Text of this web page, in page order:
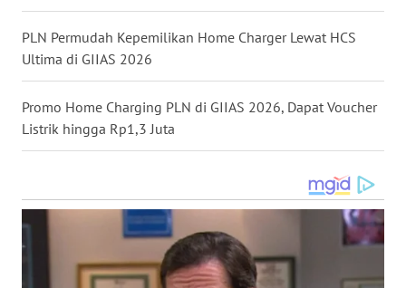
PLN Permudah Kepemilikan Home Charger Lewat HCS
Ultima di GIIAS 2026
Promo Home Charging PLN di GIIAS 2026, Dapat Voucher
Listrik hingga Rp1,3 Juta
WN
NIAS
LANGKAT
SELATAN
TANJUNG